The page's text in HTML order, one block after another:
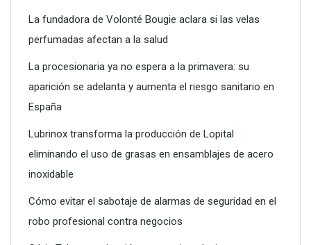
Poliéster Casariche lidera la vanguardia en soluciones
hidráulicas con sus nuevas piscinas de alta resistencia
La fundadora de Volonté Bougie aclara si las velas
perfumadas afectan a la salud
La procesionaria ya no espera a la primavera: su
aparición se adelanta y aumenta el riesgo sanitario en
España
Lubrinox transforma la producción de Lopital
eliminando el uso de grasas en ensamblajes de acero
inoxidable
Cómo evitar el sabotaje de alarmas de seguridad en el
robo profesional contra negocios